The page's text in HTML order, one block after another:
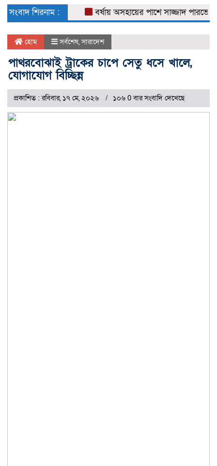
সংবাদ শিরনাম :
বর্ষায় অসহায়ের পাশে সাজ্জাদ পারভেজ
হোম সর্বশেষ,সারাদেশ
পাথরবোঝাই ট্রাকের চাপে সেতু ধসে খালে,
যোগাযোগ বিচ্ছিন্ন
প্রকাশিত : রবিবার, ১৭ মে, ২০২৬ ১০৬ 0 বার সংবাদি দেখেছে